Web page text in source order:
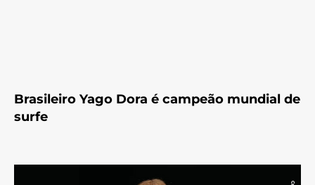
Brasileiro Yago Dora é campeão mundial de
surfe